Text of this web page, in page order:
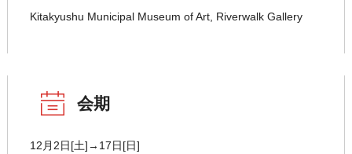
Kitakyushu Municipal Museum of Art, Riverwalk Gallery
会期
12月2日[土]→17日[日]